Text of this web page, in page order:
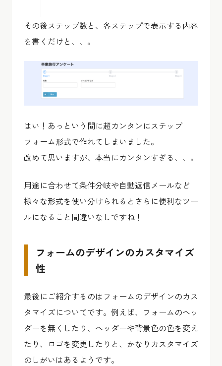
その後ステップ数と、各ステップで表示する内容
を書くだけと、、。
はい！あっという間に超カンタンにステップ
フォーム形式で作れてしまいました。
改めて思いますが、本当にカンタンすぎる、、。
用途に合わせて条件分岐や自動返信メールなど
様々な形式を使い分けられるとさらに便利なツー
ルになること間違いなしですね！
フォームのデザインのカスタマイズ
性
最後にご紹介するのはフォームのデザインのカス
タマイズについてです。例えば、フォームのヘッ
ダーを無くしたり、ヘッダーや背景色の色を変え
たり、ロゴを変更したりと、かなりカスタマイズ
のしがいはあるようです。